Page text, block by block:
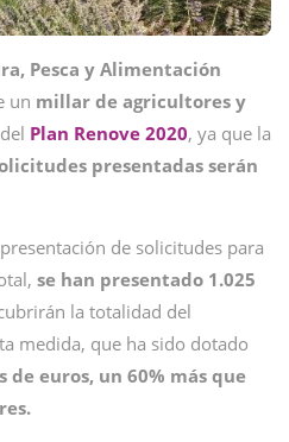
Pesca y Alimentación
un millar de agricultores y
Plan Renove 2020, ya que la
presentadas serán
de solicitudes para
se han presentado 1.025
la totalidad del
medida, que ha sido dotado
de euros, un 60% más que